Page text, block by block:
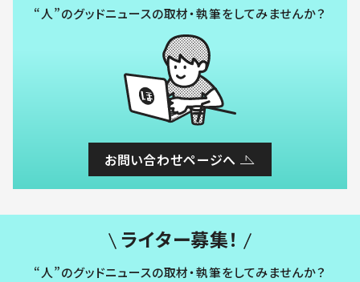
“人”のグッドニュースの取材・執筆をしてみませんか？
お問い合わせページへ
ライター募集！
“人”のグッドニュースの取材・執筆をしてみませんか？